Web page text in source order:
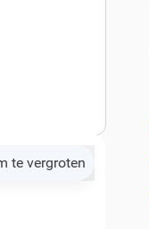
te vergroten